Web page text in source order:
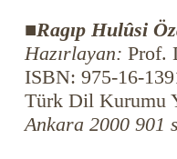
■Ragıp Hulûsi
Hazırlayan: Prof.
ISBN: 975-16-
Türk Dil Kurumu
Ankara 2000 901